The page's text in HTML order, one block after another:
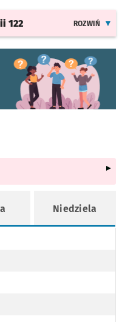
122 ROZWIŃ
w nowej karcie
Niedziela
5
6 6
po godzinie 6
7
7
8
8